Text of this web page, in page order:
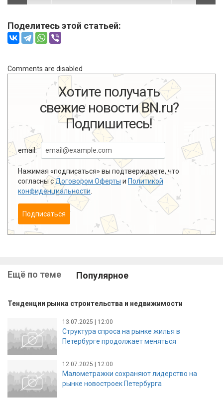
Поделитесь этой статьей:
Comments are disabled
Хотите получать
свежие новости BN.ru?
Подпишитесь!
email:
Нажимая «подписаться» вы подтверждаете, что
согласны сДоговором Оферты и Политикой
конфиденциальности
Подписаться
Ещё по теме Популярное
Тенденции рынка строительства и недвижимости
13.07.2025 | 12:00
Структура спроса на рынке жилья в
Петербурге продолжает меняться
12.07.2025 | 12:00
Малометражки сохраняют лидерство на
рынке новостроек Петербурга